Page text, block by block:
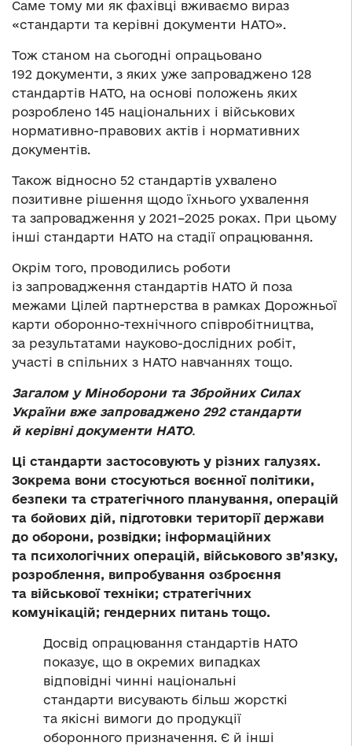
Саме тому ми як фахівці вживаємо вираз
«стандарти та керівні документи НАТО».
Тож станом на сьогодні опрацьовано
192 документи, з яких уже запроваджено 128
стандартів НАТО, на основі положень яких
розроблено 145 національних і військових
нормативно-правових актів і нормативних
документів.
Також відносно 52 стандартів ухвалено
позитивне рішення щодо їхнього ухвалення
та запровадження у 2021–2025 роках. При цьому
інші стандарти НАТО на стадії опрацювання.
Окрім того, проводились роботи
із запровадження стандартів НАТО й поза
межами Цілей партнерства в рамках Дорожньої
карти оборонно-технічного співробітництва,
за результатами науково-дослідних робіт,
участі в спільних з НАТО навчаннях тощо.
Загалом у Міноборони та Збройних Силах
України вже запроваджено 292 стандарти
й керівні документи НАТО.
Ці стандарти застосовують у різних галузях.
Зокрема вони стосуються воєнної політики,
безпеки та стратегічного планування, операцій
та бойових дій, підготовки території держави
до оборони, розвідки; інформаційних
та психологічних операцій, військового зв’язку,
розроблення, випробування озброєння
та військової техніки; стратегічних
комунікацій; гендерних питань тощо.
Досвід опрацювання стандартів НАТО
показує, що в окремих випадках
відповідні чинні національні
стандарти висувають більш жорсткі
та якісні вимоги до продукції
оборонного призначення. Є й інші